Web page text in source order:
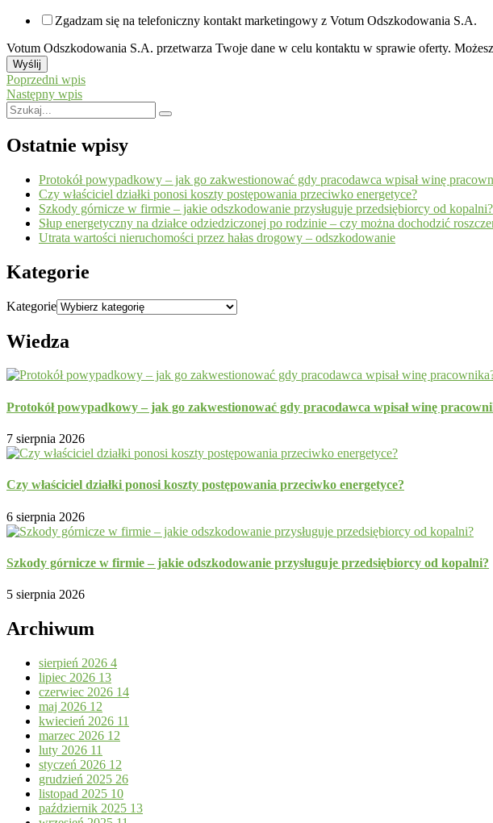
Zgadzam się na telefoniczny kontakt marketingowy z Votum Odszkodowania S.A.
Votum Odszkodowania S.A. przetwarza Twoje dane w celu kontaktu w sprawie oferty.
Wyślij
Poprzedni wpis
Następny wpis
Ostatnie wpisy
Protokół powypadkowy – jak go zakwestionować gdy pracodawca wpisał winę
Czy właściciel działki ponosi koszty postępowania przeciwko energetyce?
Szkody górnicze w firmie – jakie odszkodowanie przysługuje przedsiębiorcy od kopalni?
Słup energetyczny na działce odziedziczonej po rodzinie – czy można dochodzić
Utrata wartości nieruchomości przez hałas drogowy – odszkodowanie
Kategorie
Kategorie
Wiedza
Protokół powypadkowy – jak go zakwestionować gdy pracodawca wpisał winę
7 sierpnia 2026
Czy właściciel działki ponosi koszty postępowania przeciwko energetyce?
6 sierpnia 2026
Szkody górnicze w firmie – jakie odszkodowanie przysługuje przedsiębiorcy od kopalni?
5 sierpnia 2026
Archiwum
sierpień 2026 4
lipiec 2026 13
czerwiec 2026 14
maj 2026 12
kwiecień 2026 11
marzec 2026 12
luty 2026 11
styczeń 2026 12
grudzień 2025 26
listopad 2025 10
październik 2025 13